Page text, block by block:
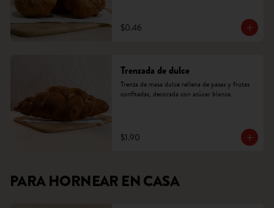
$0.46
Trenzada de dulce
Trenza de masa dulce rellena de pasas y frutas
confitadas, decorada con azúcar blanca.
$1.90
PARA HORNEAR EN CASA